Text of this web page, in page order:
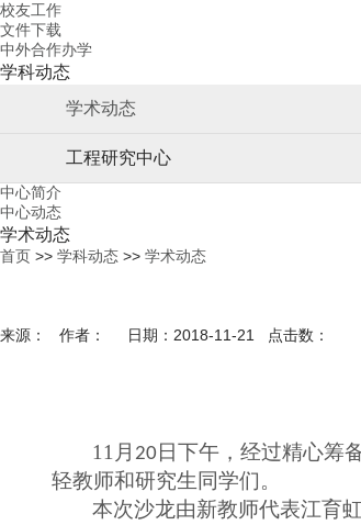
校友工作
文件下载
中外合作办学
学科动态
学术动态
工程研究中心
中心简介
中心动态
学术动态
首页 >> 学科动态 >> 学术动态
来源： 作者： 日期：2018-11-21 点击数：
11 月 20 日下午，经过精心筹
轻教师和研究生同学们。
本次沙龙由新教师代表江育